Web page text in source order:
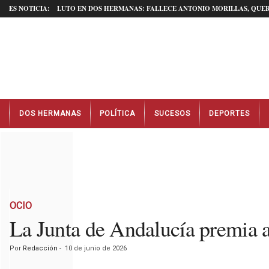
ES NOTICIA: LUTO EN DOS HERMANAS: FALLECE ANTONIO MORILLAS,
t
DOS HERMANAS POLÍTICA SUCESOS DEPORTES
OCIO
La Junta de Andalucía premia
Por Redacción - 10 de junio de 2026